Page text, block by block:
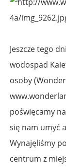
Jeszcze tego
wodospad
osoby
poświęcamy
się nam umyć
Wynajęliśmy
centrum z